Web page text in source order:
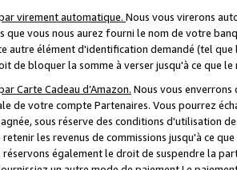
virement automatique. Nous vous virerons
que vous nous aurez fourni le nom de votre
autre élément d'identification demandé (tel que
de bloquer la somme à verser jusqu'à ce que
Carte Cadeau d’Amazon. Nous vous
de votre compte Partenaires. Vous pourrez
sous réserve des conditions d'utilisation
les revenus de commissions jusqu'à ce
réservons également le droit de suspendre la